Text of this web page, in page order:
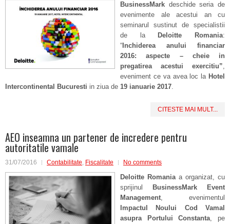
BusinessMark deschide seria de
evenimente ale acestui an cu
seminarul sustinut de specialistii
de la
Deloitte Romania:
“ Inchiderea anului financiar
2016: aspecte – cheie in
pregatirea acestui exercitiu”,
eveniment ce va avea loc la Hotel
Intercontinental Bucuresti in ziua de 19 ianuarie 2017.
CITESTE MAI MULT...
AEO inseamna un partener de incredere pentru
autoritatile vamale
31/07/2016 Contabilitate, Fiscalitate No comments
Deloitte Romaniaa organizat, cu
sprijinul
BusinessMark Event
Management, evenimentul
Impactul Noului Cod Vamal
asupra Portului Constanta, pe